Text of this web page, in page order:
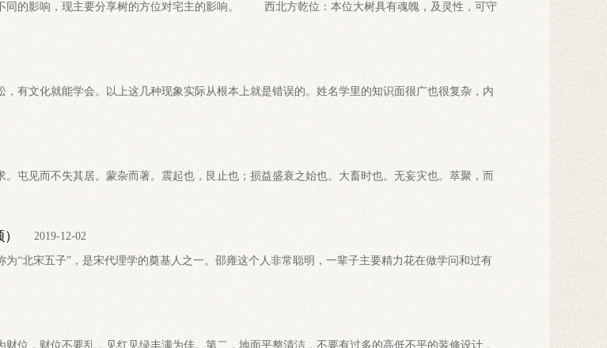
同的影响，现主要分享树的方位对宅主的影响。 西北方乾位：本位大树具有魂魄，及灵性，可守
有文化就能学会。以上这几种现象实际从根本上就是错误的。姓名学里的知识面很广也很复杂，内
屯见而不失其居。蒙杂而著。震起也，艮止也；损益盛衰之始也。大畜时也。无妄灾也。萃聚，而
2019-12-02
北宋五子”，是宋代理学的奠基人之一。邵雍这个人非常聪明，一辈子主要精力花在做学问和过有
位，财位不要乱，见红见绿丰满为佳。第二，地面平整清洁，不要有过多的高低不平的装修设计，